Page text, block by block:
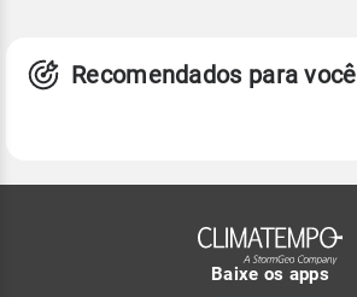
Recomendados para você
Baixe os apps